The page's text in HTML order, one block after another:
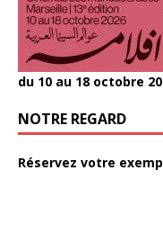
du 10 au 18 octobre
NOTRE REGARD
Réservez votre